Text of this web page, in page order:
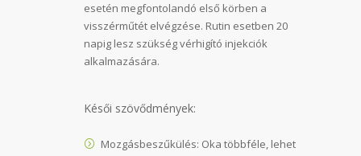
esetén megfontolandó első körben a
visszérműtét elvégzése. Rutin esetben 20
napig lesz szükség vérhigító injekciók
alkalmazására.
Késői szövődmények:
Mozgásbeszűkülés: Oka többféle, lehet